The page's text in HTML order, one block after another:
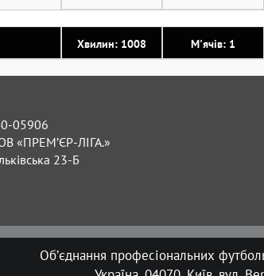
Хвилин: 1008 М'ячів: 1
05906
«ПРЕМ’ЄР-ЛІГА.»
23-Б
Об’єднання професіональних